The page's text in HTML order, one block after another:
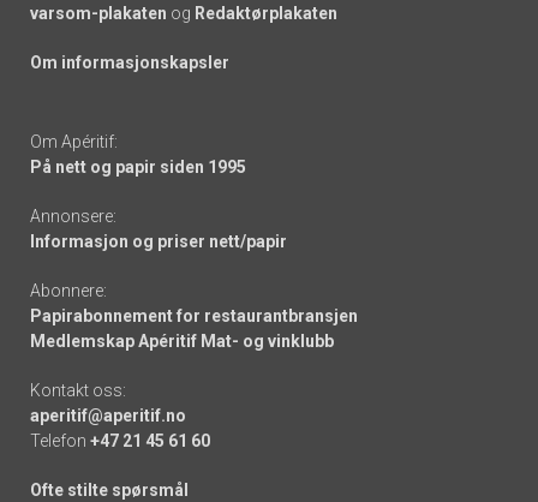
varsom-plakaten og Redaktørplakaten
Om informasjonskapsler
Om Apéritif:
På nett og papir siden 1995
Annonsere:
Informasjon og priser nett/papir
Abonnere:
Papirabonnement for restaurantbransjen
Medlemskap Apéritif Mat- og vinklubb
Kontakt oss:
aperitif@aperitif.no
Telefon +47 21 45 61 60
Ofte stilte spørsmål